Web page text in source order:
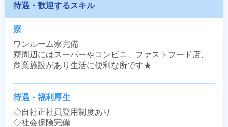
待遇・歓迎するスキル
寮
ワンルーム寮完備
寮周辺にはスーパーやコンビニ、ファストフード店、
商業施設があり生活に便利な所です★
待遇・福利厚生
◇自社正社員登用制度あり
◇社会保険完備